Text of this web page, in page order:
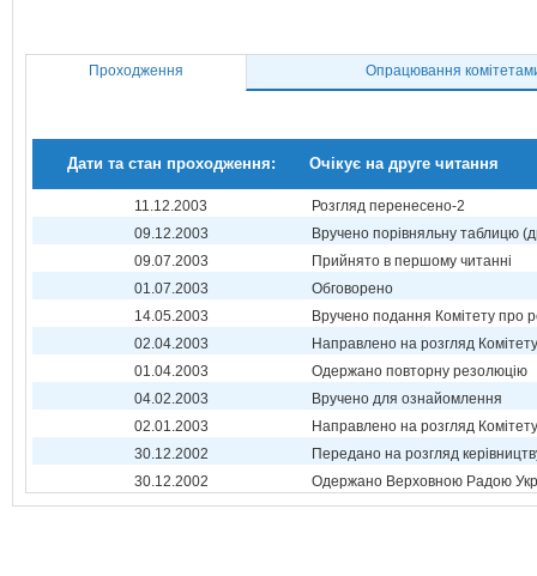
Проходження Опрацювання
Дати та стан проходження: Очікує на друге читання
11.12.2003
Розгляд перенесено-2
09.12.2003
Вручено порівняльну таблицю
09.07.2003
Прийнято в першому читанні
01.07.2003
Обговорено
14.05.2003
Вручено подання Комітету про
02.04.2003
Направлено на розгляд Комітету
01.04.2003
Одержано повторну резолюцію
04.02.2003
Вручено для ознайомлення
02.01.2003
Направлено на розгляд Комітету
30.12.2002
Передано на розгляд
30.12.2002
Одержано Верховною Радою